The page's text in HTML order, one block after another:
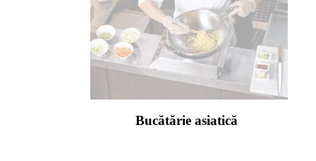
Bucătărie asiatică